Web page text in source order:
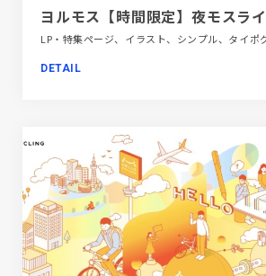
ヨルモス【時間限定】夜モスラ
DETAIL